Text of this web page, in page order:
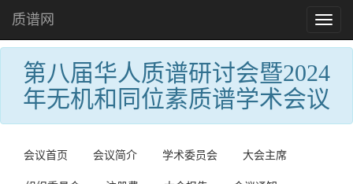
第八届华人质谱研讨会暨2024
年无机和同位素质谱学术会议
Toggle
质谱网
会议首页 会议简介 学术委员会 大会主席